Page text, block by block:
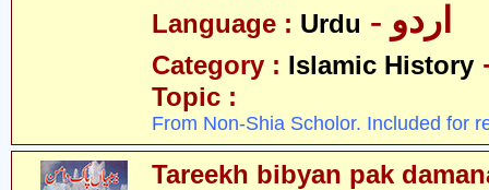
Language : Urdu - اردو
Category : Islamic History
Topic :
From Non-Shia Scholor. Included for
Tareekh bibyan pak